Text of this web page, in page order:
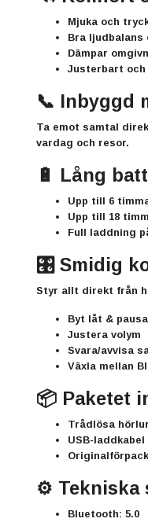
Mjuka och
Bra ljudbalans
Dämpar
Justerbart och
📞 Inbyggd
Ta emot samtal
vardag och resor.
🔋 Lång
Upp till 6
Upp till 18
Full laddning
🎛️ Smidig
Styr allt direkt från
Byt låt & pausa
Justera volym
Svara/avvisa
Växla mellan
📦 Paketet
Trådlösa
USB-laddkabel
⚙️ Tekniska
Bluetooth: 5.0